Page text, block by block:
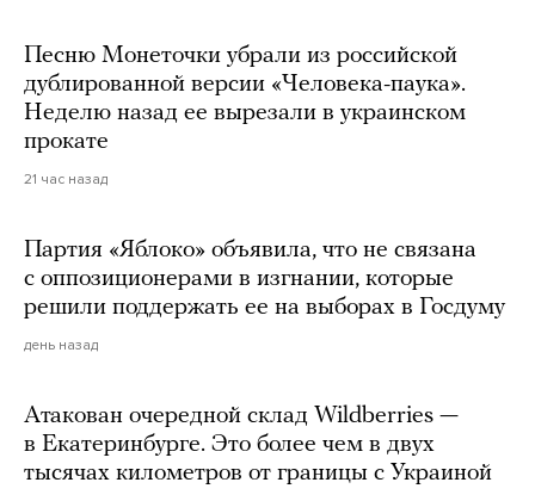
Песню Монеточки убрали из российской
дублированной версии «Человека-паука».
Неделю назад ее вырезали в украинском
прокате
21 час назад
Партия «Яблоко» объявила, что не связана
с оппозиционерами в изгнании, которые
решили поддержать ее на выборах в Госдуму
день назад
Атакован очередной склад Wildberries —
в Екатеринбурге. Это более чем в двух
тысячах километров от границы с Украиной